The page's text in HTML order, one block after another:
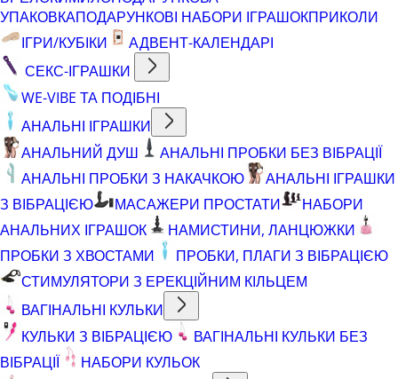
УПАКОВКАПОДАРУНКОВІ НАБОРИ ІГРАШОКПРИКОЛИ
ІГРИ/КУБІКИ
АДВЕНТ-КАЛЕНДАРІ
СЕКС-ІГРАШКИ
WE-VIBE ТА ПОДІБНІ
АНАЛЬНІ ІГРАШКИ
АНАЛЬНИЙ ДУШ
АНАЛЬНІ ПРОБКИ БЕЗ ВІБРАЦІЇ
АНАЛЬНІ ПРОБКИ З НАКАЧКОЮ
АНАЛЬНІ ІГРАШКИ
З ВІБРАЦІЄЮ
МАСАЖЕРИ ПРОСТАТИ
НАБОРИ
АНАЛЬНИХ ІГРАШОК
НАМИСТИНИ, ЛАНЦЮЖКИ
ПРОБКИ З ХВОСТАМИ
ПРОБКИ, ПЛАГИ З ВІБРАЦІЄЮ
СТИМУЛЯТОРИ З ЕРЕКЦІЙНИМ КІЛЬЦЕМ
ВАГІНАЛЬНІ КУЛЬКИ
КУЛЬКИ З ВІБРАЦІЄЮ
ВАГІНАЛЬНІ КУЛЬКИ БЕЗ
ВІБРАЦІЇ
НАБОРИ КУЛЬОК